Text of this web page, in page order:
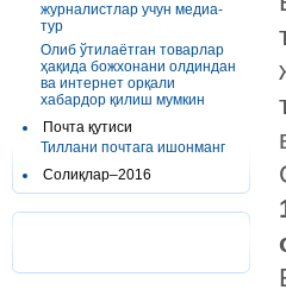
журналистлар учун медиа-
тур
Олиб ўтилаётган товарлар
ҳақида божхонани олдиндан
ва интернет орқали
хабардор қилиш мумкин
Почта қутиси
Тиллани почтага ишонманг
Солиқлар–2016